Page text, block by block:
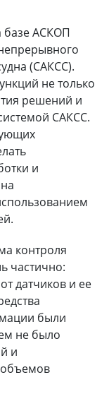
базе АСКОП
(САКСС).
не только
решений и
САКСС.
и
контроля
частично:
датчиков и ее
были
не было
и